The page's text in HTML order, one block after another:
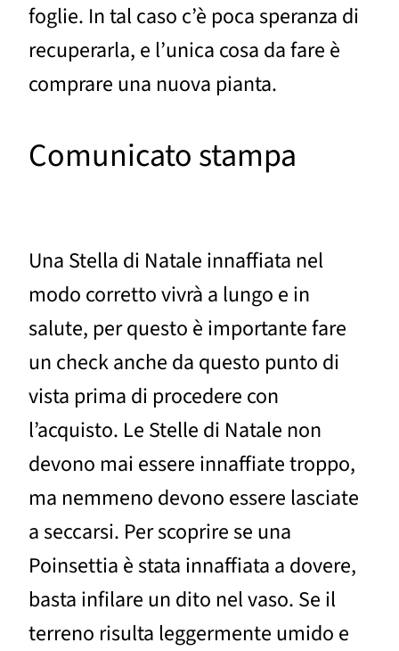
foglie. In tal caso c’è poca speranza di
recuperarla, e l’unica cosa da fare è
comprare una nuova pianta.
Comunicato stampa
Una Stella di Natale innaffiata nel
modo corretto vivrà a lungo e in
salute, per questo è importante fare
un check anche da questo punto di
vista prima di procedere con
l’acquisto. Le Stelle di Natale non
devono mai essere innaffiate troppo,
ma nemmeno devono essere lasciate
a seccarsi. Per scoprire se una
Poinsettia è stata innaffiata a dovere,
basta infilare un dito nel vaso. Se il
terreno risulta leggermente umido e